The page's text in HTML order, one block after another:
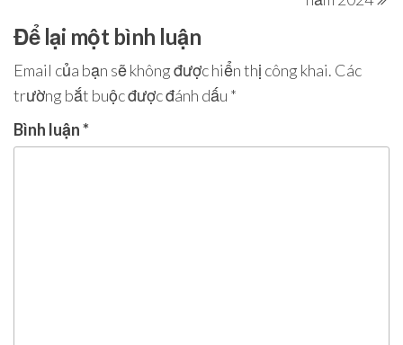
viết
Để lại một bình luận
Email của bạn sẽ không được hiển thị công khai. Các
trường bắt buộc được đánh dấu *
Bình luận*